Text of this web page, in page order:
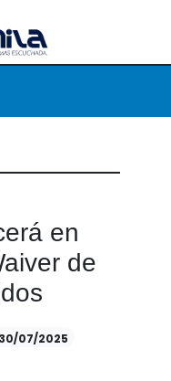
en
de
30/07/2025